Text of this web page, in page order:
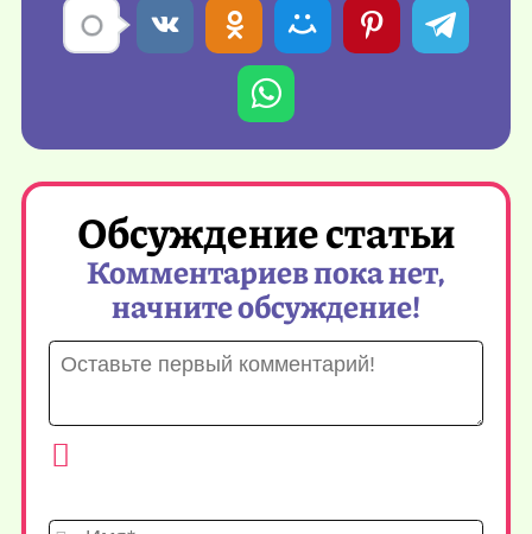
Обсуждение статьи
Комментариев пока нет,
начните обсуждение!